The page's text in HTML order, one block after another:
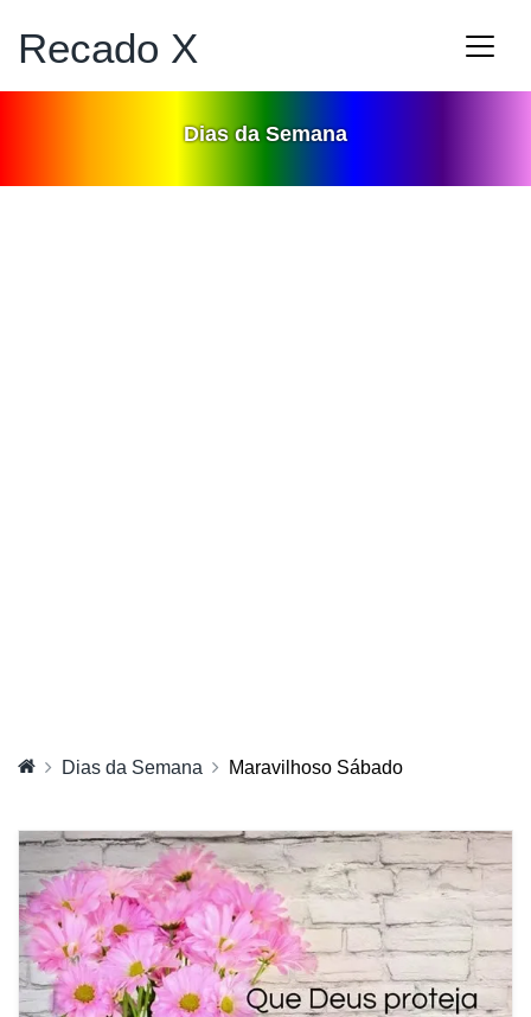
Recado X
Dias da Semana
Dias da Semana Maravilhoso Sábado